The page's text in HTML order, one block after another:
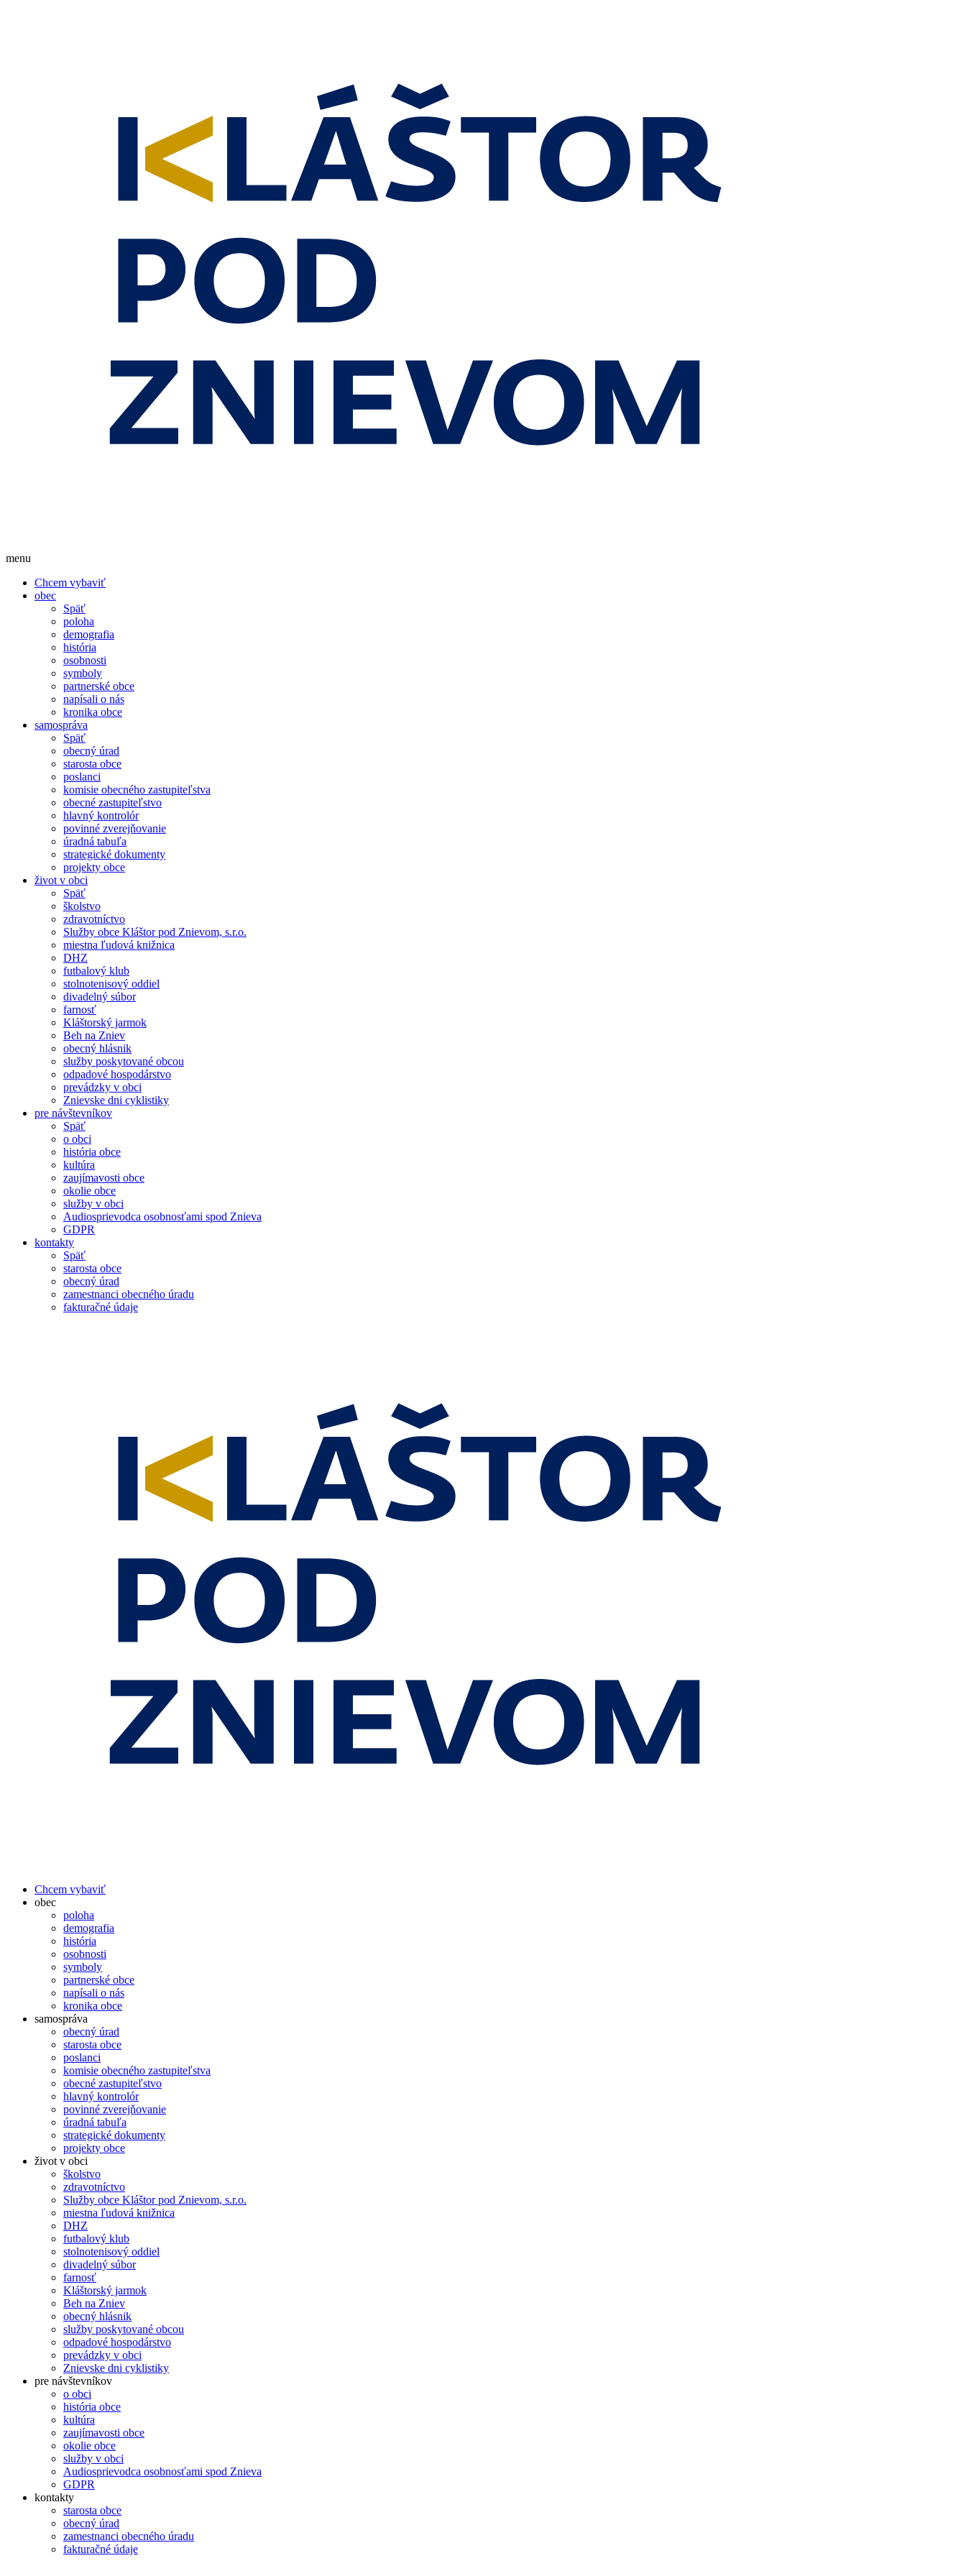
menu
Chcem vybaviť
obec
Späť
poloha
demografia
história
osobnosti
symboly
partnerské obce
napísali o nás
kronika obce
samospráva
Späť
obecný úrad
starosta obce
poslanci
komisie obecného zastupiteľstva
obecné zastupiteľstvo
hlavný kontrolór
povinné zverejňovanie
úradná tabuľa
strategické dokumenty
projekty obce
život v obci
Späť
školstvo
zdravotníctvo
Služby obce Kláštor pod Znievom, s.r.o.
miestna ľudová knižnica
DHZ
futbalový klub
stolnotenisový oddiel
divadelný súbor
farnosť
Kláštorský jarmok
Beh na Zniev
obecný hlásnik
služby poskytované obcou
odpadové hospodárstvo
prevádzky v obci
Znievske dni cyklistiky
pre návštevníkov
Späť
o obci
história obce
kultúra
zaujímavosti obce
okolie obce
služby v obci
Audiosprievodca osobnosťami spod Znieva
GDPR
kontakty
Späť
starosta obce
obecný úrad
zamestnanci obecného úradu
fakturačné údaje
Chcem vybaviť
obec
poloha
demografia
história
osobnosti
symboly
partnerské obce
napísali o nás
kronika obce
samospráva
obecný úrad
starosta obce
poslanci
komisie obecného zastupiteľstva
obecné zastupiteľstvo
hlavný kontrolór
povinné zverejňovanie
úradná tabuľa
strategické dokumenty
projekty obce
život v obci
školstvo
zdravotníctvo
Služby obce Kláštor pod Znievom, s.r.o.
miestna ľudová knižnica
DHZ
futbalový klub
stolnotenisový oddiel
divadelný súbor
farnosť
Kláštorský jarmok
Beh na Zniev
obecný hlásnik
služby poskytované obcou
odpadové hospodárstvo
prevádzky v obci
Znievske dni cyklistiky
pre návštevníkov
o obci
história obce
kultúra
zaujímavosti obce
okolie obce
služby v obci
Audiosprievodca osobnosťami spod Znieva
GDPR
kontakty
starosta obce
obecný úrad
zamestnanci obecného úradu
fakturačné údaje